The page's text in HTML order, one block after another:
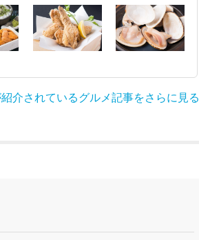
介されているグルメ記事をさらに見る